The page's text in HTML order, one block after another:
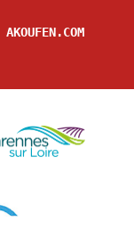
AKOUFEN.COM